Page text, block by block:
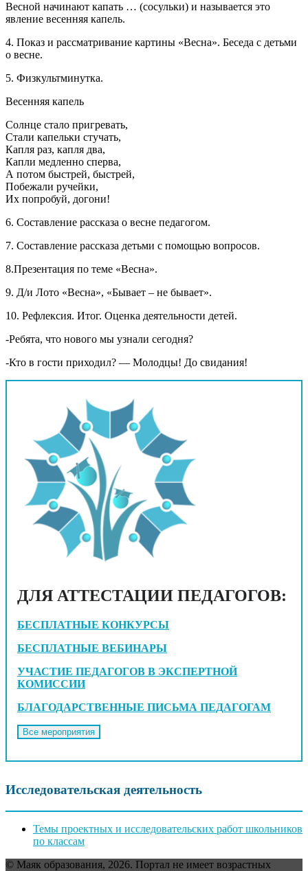
Весной начинают капать … (сосульки) и называется это
явление весенняя капель.
4. Показ и рассматривание картины «Весна». Беседа с детьми
о весне.
5. Физкультминутка.
Весенняя капель
Солнце стало пригревать,
Стали капельки стучать,
Капля раз, капля два,
Капли медленно сперва,
А потом быстрей, быстрей,
Побежали ручейки,
Их попробуй, догони!
6. Составление рассказа о весне педагогом.
7. Составление рассказа детьми с помощью вопросов.
8.Презентация по теме «Весна».
9. Д/и Лото «Весна», «Бывает – не бывает».
10. Рефлексия. Итог. Оценка деятельности детей.
-Ребята, что нового мы узнали сегодня?
-Кто в гости приходил? — Молодцы! До свидания!
ДЛЯ АТТЕСТАЦИИ ПЕДАГОГОВ:
БЕСПЛАТНЫЕ КОНКУРСЫ
БЕСПЛАТНЫЕ ВЕБИНАРЫ
УЧАСТИЕ ПЕДАГОГОВ В ЭКСПЕРТНОЙ
КОМИССИИ
БЛАГОДАРСТВЕННЫЕ ПИСЬМА ПЕДАГОГАМ
Исследовательская деятельность
Темы проектных и исследовательских работ школьников
по классам
© Маяк образования, 2026. Портал не имеет возрастных